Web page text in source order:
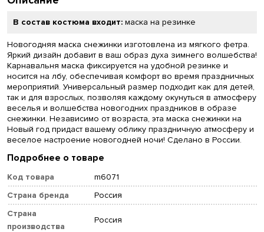
В состав костюма входит: маска на резинке
Новогодняя маска снежинки изготовлена из мягкого фетра.
Яркий дизайн добавит в ваш образ духа зимнего волшебства!
Карнавальня маска фиксируется на удобной резинке и
носится на лбу, обеспечивая комфорт во время праздничных
мероприятий. Универсальный размер подходит как для детей,
так и для взрослых, позволяя каждому окунуться в атмосферу
веселья и волшебства новогодних праздников в образе
снежинки. Независимо от возраста, эта маска снежинки на
Новый год придаст вашему облику праздничную атмосферу и
веселое настроение новогодней ночи! Сделано в России.
Подробнее о товаре
Код товара
m6071
Страна бренда
Россия
Страна
производства
Россия